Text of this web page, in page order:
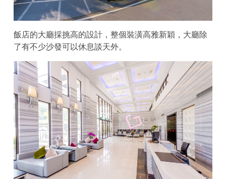
飯店的大廳採挑高的設計，整個裝潢高雅新穎，大廳除
了有不少沙發可以休息談天外。